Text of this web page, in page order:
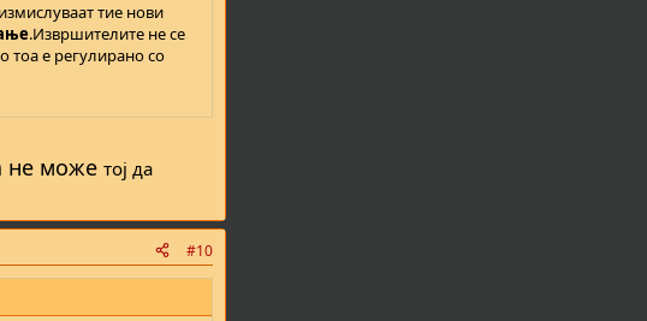
тие нови
.Извршителите не се
тоа е регулирано со
не може тој да
#10